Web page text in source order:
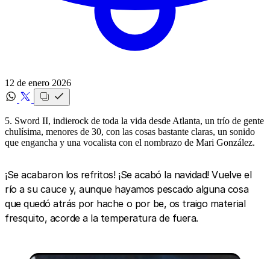
12 de enero 2026
5. Sword II, indierock de toda la vida desde Atlanta, un trío de gente
chulísima, menores de 30, con las cosas bastante claras, un sonido
que engancha y una vocalista con el nombrazo de Mari González.
¡Se acabaron los refritos! ¡Se acabó la navidad! Vuelve el
río a su cauce y, aunque hayamos pescado alguna cosa
que quedó atrás por hache o por be, os traigo material
fresquito, acorde a la temperatura de fuera.